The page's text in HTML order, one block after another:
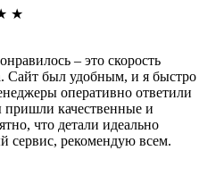
★
– это скорость
Сайт был удобным, и я быстро
оперативно ответили
качественные и
что детали идеально
сервис, рекомендую всем.